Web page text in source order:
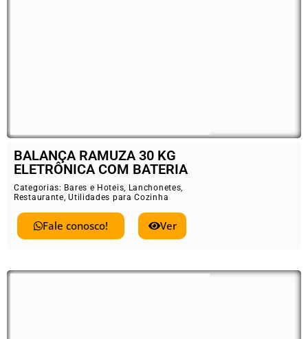
BALANÇA RAMUZA 30 KG
ELETRÔNICA COM BATERIA
Categorias: Bares e Hoteis, Lanchonetes,
Restaurante,Utilidades para Cozinha
Fale conosco! Ver